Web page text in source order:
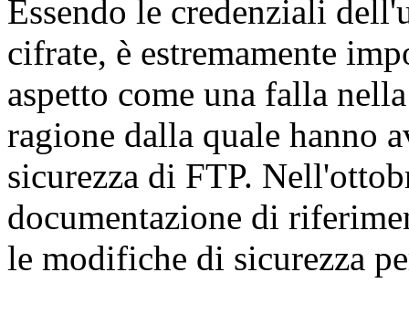
Essendo le credenziali
cifrate, è estremamente
aspetto come una falla
ragione dalla quale hanno
sicurezza di FTP.
documentazione di
le modifiche di sicurezza